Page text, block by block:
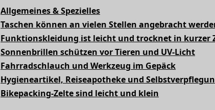
Allgemeines & Spezielles
Taschen können an vielen Stellen angebracht
Funktionskleidung ist leicht und trocknet in kurzer
Sonnenbrillen schützen vor Tieren und UV-Licht
Fahrradschlauch und Werkzeug im Gepäck
Hygieneartikel, Reiseapotheke und
Bikepacking-Zelte sind leicht und klein